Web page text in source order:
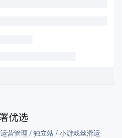
优选
营管理 / 独立站 / 小游戏丝滑运